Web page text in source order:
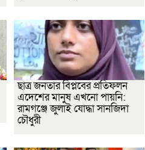
ছাত্র জনতার বিপ্লবের প্রতিফলন
এদেশের মানুষ এখনো পায়নি:
রামগঞ্জে জুলাই যোদ্ধা সানজিদা
চৌধুরী